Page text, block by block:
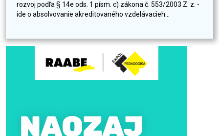
rozvoj podľa § 14e ods. 1 písm. c) zákona č. 553/2003 Z. z. -
ide o absolvovanie akreditovaného vzdelávacieh...